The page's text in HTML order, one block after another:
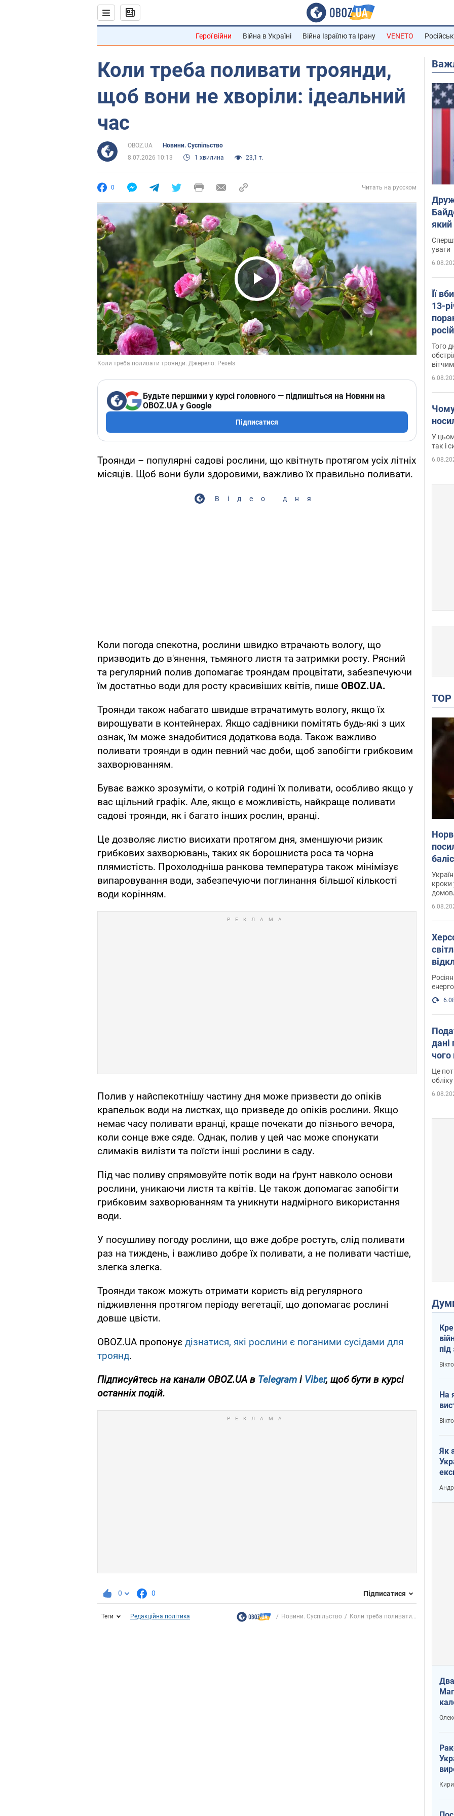
Герої війни Війна в Україні Війна Ізраїлю та Ірану VENETO
Коли треба поливати троянди,
щоб вони не хворіли: ідеальний
час
OBOZ.UA
Новини. Суспільство
8.07.2026 10:13
1 хвилина 23,1 т.
0 Читать на русском
Play Video
Будьте першими у курсі головного — підпишіться на Новини на
OBOZ.UA у Google
Підписатися
Троянди – популярні садові рослини, що квітнуть протягом усіх літніх
місяців. Щоб вони були здоровими, важливо їх правильно поливати.
Відео дня
Коли погода спекотна, рослини швидко втрачають вологу, що
призводить до в'янення, тьмяного листя та затримки росту. Рясний
та регулярний полив допомагає трояндам процвітати, забезпечуючи
їм достатньо води для росту красивіших квітів, пише OBOZ.UA.
Троянди також набагато швидше втрачатимуть вологу, якщо їх
вирощувати в контейнерах. Якщо садівники помітять будь-які з цих
ознак, їм може знадобитися додаткова вода. Також важливо
поливати троянди в один певний час доби, щоб запобігти грибковим
захворюванням.
Буває важко зрозуміти, о котрій годині їх поливати, особливо якщо у
вас щільний графік. Але, якщо є можливість, найкраще поливати
садові троянди, як і багато інших рослин, вранці.
Це дозволяє листю висихати протягом дня, зменшуючи ризик
грибкових захворювань, таких як борошниста роса та чорна
плямистість. Прохолодніша ранкова температура також мінімізує
випаровування води, забезпечуючи поглинання більшої кількості
води корінням.
Полив у найспекотнішу частину дня може призвести до опіків
крапельок води на листках, що призведе до опіків рослини. Якщо
немає часу поливати вранці, краще почекати до пізнього вечора,
коли сонце вже сяде. Однак, полив у цей час може спонукати
слимаків вилізти та поїсти інші рослини в саду.
Під час поливу спрямовуйте потік води на ґрунт навколо основи
рослини, уникаючи листя та квітів. Це також допомагає запобігти
грибковим захворюванням та уникнути надмірного використання
води.
У посушливу погоду рослини, що вже добре ростуть, слід поливати
раз на тиждень, і важливо добре їх поливати, а не поливати частіше,
злегка злегка.
Троянди також можуть отримати користь від регулярного
підживлення протягом періоду вегетації, що допомагає рослині
довше цвісти.
OBOZ.UA пропонує дізнатися, які рослини є поганими сусідами для
троянд.
Підписуйтесь на канали OBOZ.UA в Telegram і Viber, щоб бути в курсі
останніх подій.
0 0 Підписатися
Теги Редакційна політика Новини. Суспільство Коли треба поливати...
який
уваги
Її
13-
Того
У
так і
кроки
дані
чого
Це
обліку
На
Як